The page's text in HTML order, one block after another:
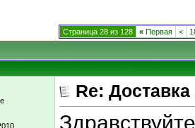
Страница 28 из 128 « Первая <
Re: